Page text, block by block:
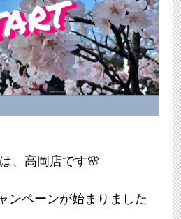
、高岡店です🌸
ンペーンが始まりました